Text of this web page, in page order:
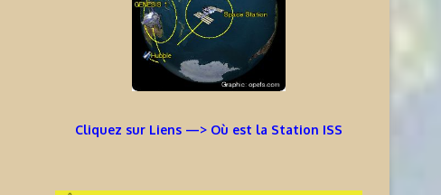
Cliquez sur Liens —> Où est la Station ISS